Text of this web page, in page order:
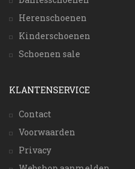
Herenschoenen
Kinderschoenen
Schoenen sale
KLANTENSERVICE
Contact
Voorwaarden
Privacy